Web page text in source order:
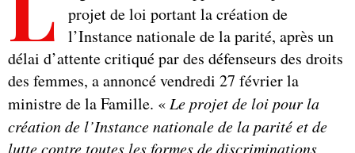
projet de loi portant la création de
l’Instance nationale de la parité, après un
délai d’attente critiqué par des défenseurs des droits
des femmes, a annoncé vendredi 27 février la
ministre de la Famille. « Le projet de loi pour la
création de l’Instance nationale de la parité et de
lutte contre toutes les formes de discriminations